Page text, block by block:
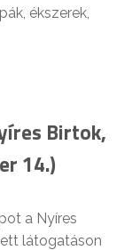
ékszerek,
Birtok,
14.)
a Nyíres
látogatáson